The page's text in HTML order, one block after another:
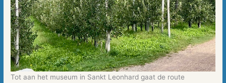
Tot aan het museum in Sankt Leonhard gaat de route